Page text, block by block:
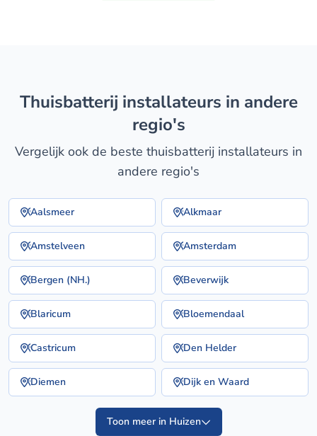
thuisbatterij installateurs in andere
regio's
Vergelijk ook de beste thuisbatterij installateurs in
andere regio's
Aalsmeer Alkmaar
Amstelveen Amsterdam
Bergen (NH.) Beverwijk
Blaricum Bloemendaal
Castricum Den Helder
Diemen Dijk en Waard
Toon meer in Huizen